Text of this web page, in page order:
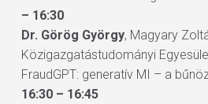
– 16:30
Dr. Görög György, Magyary
Közigazgatástudományi
FraudGPT: generatív MI – a
16:30 – 16:45